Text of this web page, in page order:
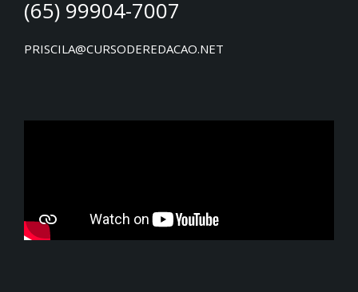
(65) 99904-7007
PRISCILA@CURSODEREDACAO.NET